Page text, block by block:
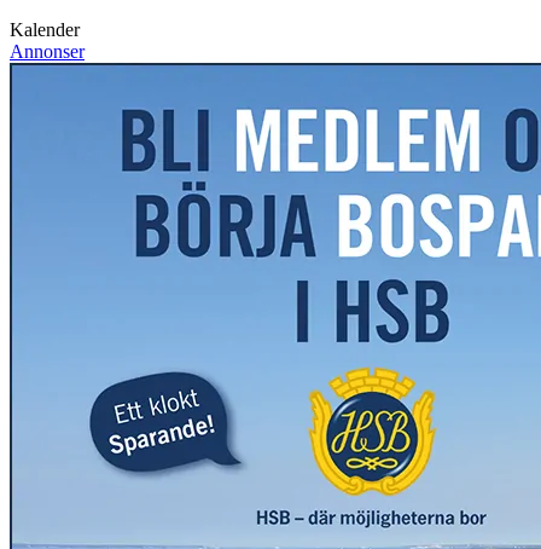
Kalender
Annonser